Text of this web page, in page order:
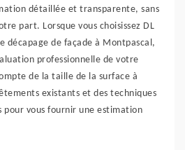
détaillée et transparente, sans
part. Lorsque vous choisissez DL
décapage de façade à Montpascal,
professionnelle de votre
de la taille de la surface à
existants et des techniques
pour vous fournir une estimation